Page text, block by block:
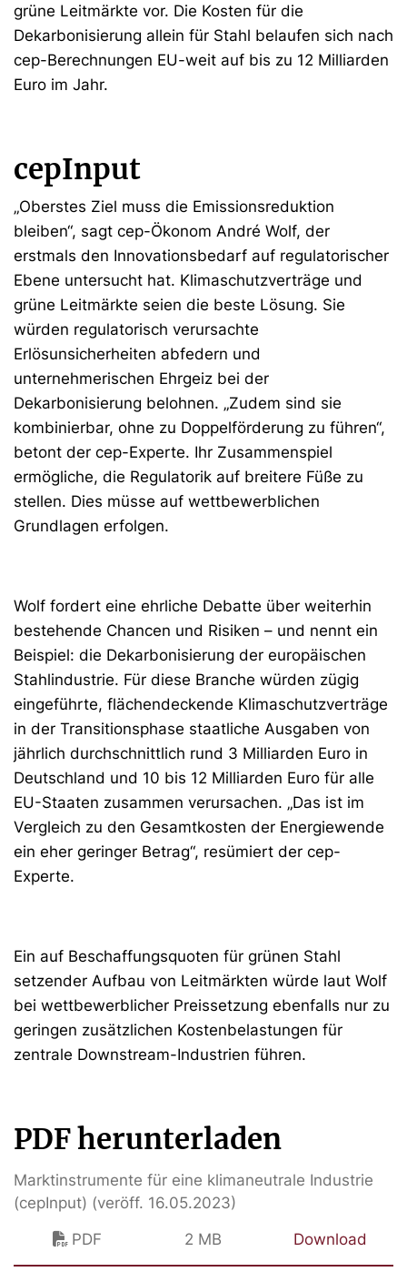
grüne Leitmärkte vor. Die Kosten für die
Dekarbonisierung allein für Stahl belaufen sich nach
cep-Berechnungen EU-weit auf bis zu 12 Milliarden
Euro im Jahr.
cepInput
„Oberstes Ziel muss die Emissionsreduktion
bleiben“, sagt cep-Ökonom André Wolf, der
erstmals den Innovationsbedarf auf regulatorischer
Ebene untersucht hat. Klimaschutzverträge und
grüne Leitmärkte seien die beste Lösung. Sie
würden regulatorisch verursachte
Erlösunsicherheiten abfedern und
unternehmerischen Ehrgeiz bei der
Dekarbonisierung belohnen. „Zudem sind sie
kombinierbar, ohne zu Doppelförderung zu führen“,
betont der cep-Experte. Ihr Zusammenspiel
ermögliche, die Regulatorik auf breitere Füße zu
stellen. Dies müsse auf wettbewerblichen
Grundlagen erfolgen.
Wolf fordert eine ehrliche Debatte über weiterhin
bestehende Chancen und Risiken – und nennt ein
Beispiel: die Dekarbonisierung der europäischen
Stahlindustrie. Für diese Branche würden zügig
eingeführte, flächendeckende Klimaschutzverträge
in der Transitionsphase staatliche Ausgaben von
jährlich durchschnittlich rund 3 Milliarden Euro in
Deutschland und 10 bis 12 Milliarden Euro für alle
EU-Staaten zusammen verursachen. „Das ist im
Vergleich zu den Gesamtkosten der Energiewende
ein eher geringer Betrag“, resümiert der cep-
Experte.
Ein auf Beschaffungsquoten für grünen Stahl
setzender Aufbau von Leitmärkten würde laut Wolf
bei wettbewerblicher Preissetzung ebenfalls nur zu
geringen zusätzlichen Kostenbelastungen für
zentrale Downstream-Industrien führen.
PDF herunterladen
Marktinstrumente für eine klimaneutrale Industrie
(cepInput) (veröff. 16.05.2023)
PDF
2 MB Download